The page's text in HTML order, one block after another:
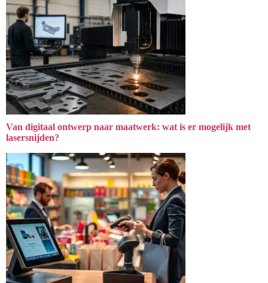
Van digitaal ontwerp naar maatwerk: wat is er mogelijk met
lasersnijden?